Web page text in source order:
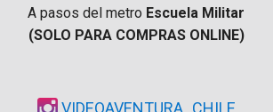
A pasos del metro Escuela Militar
(SOLO PARA COMPRAS ONLINE)
VIDEOAVENTURA_CHILE